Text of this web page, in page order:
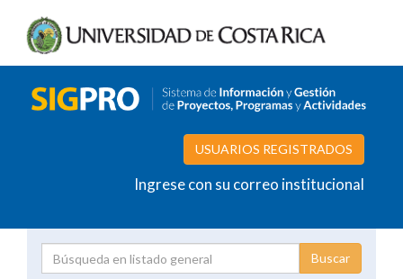
USUARIOS REGISTRADOS
Ingrese con su correo institucional